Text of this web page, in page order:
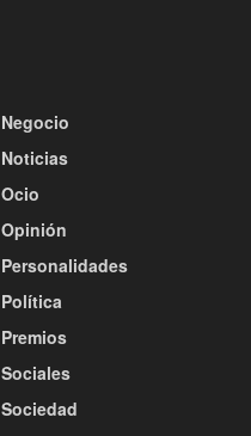
Negocio
Noticias
Ocio
Opinión
Personalidades
Política
Premios
Sociales
Sociedad